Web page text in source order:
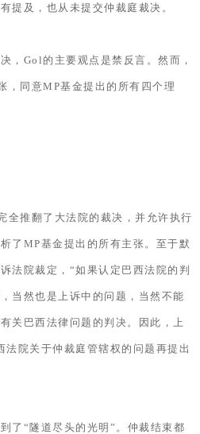
提及，也从未提交仲裁庭裁决。
，Gol的主要观点是禁反言。然而，
，同意MP基金提出的所有四个理
全推翻了大法院的裁决，并允许执行
了MP基金提出的所有主张。至于默
法院裁定，“如果认定巴西法院的判
当然也是上诉中的问题，当然不能
关巴西法律问题的判决。因此，上
院关于仲裁庭管辖权的问题再提出
了“隧道尽头的光明”。仲裁结束都